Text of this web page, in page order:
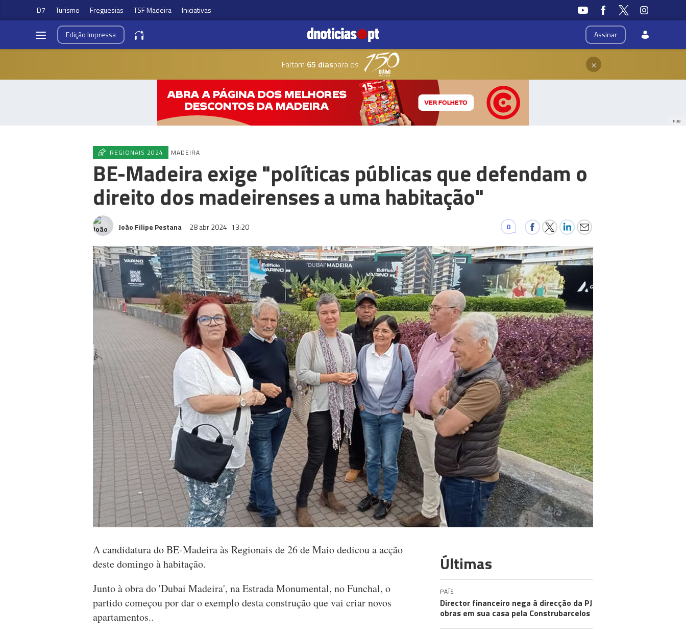
D7 Turismo Freguesias TSF Madeira Iniciativas
Assinar
EdiçãoImpressa
Faltam 65 diaspara os ×
PUB
REGIONAIS 2024 MADEIRA
BE-Madeira exige "políticas públicas que defendam o
direito dos madeirenses a uma habitação"
João Filipe Pestana 28 abr 2024 13:20 0
A candidatura do BE-Madeira às Regionais de 26 de Maio dedicou a acção
deste domingo à habitação.
Junto à obra do 'Dubai Madeira', na Estrada Monumental, no Funchal, o
partido começou por dar o exemplo desta construção que vai criar novos
apartamentos..
Últimas
PAÍS
Director financeiro nega à direcção da PJ
obras em sua casa pela Construbarcelos